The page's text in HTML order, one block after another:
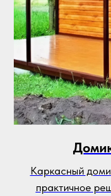
Каркасный
практичное